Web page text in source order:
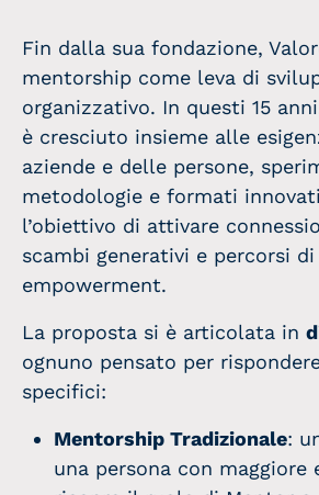
Fin dalla sua fondazione,
mentorship come leva di
organizzativo. In questi 15
è cresciuto insieme alle
aziende e delle persone,
metodologie e formati
l’obiettivo di attivare
scambi generativi e percorsi di
empowerment.
La proposta si è articolata in
ognuno pensato per
specifici:
Mentorship Tradizionale:
una persona con maggiore